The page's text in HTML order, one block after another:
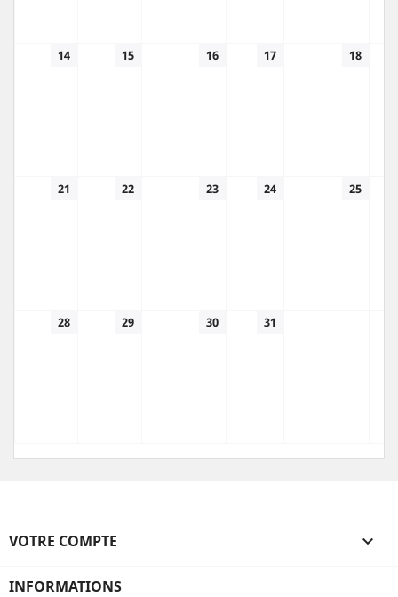
14 15 16 17 18
21 22 23 24 25
28 29 30 31
VOTRE COMPTE 
INFORMATIONS